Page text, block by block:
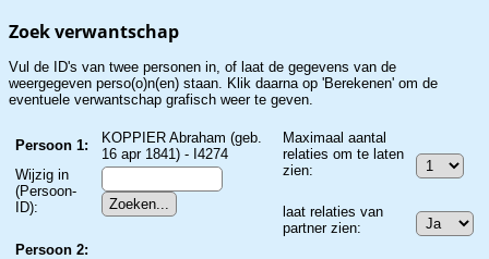
Zoek verwantschap
Vul de ID's van twee personen in, of laat de gegevens van de
weergegeven perso(o)n(en) staan. Klik daarna op 'Berekenen' om de
eventuele verwantschap grafisch weer te geven.
Persoon 1:
KOPPIER Abraham (geb.
16 apr 1841) - I4274
Wijzig in
(Persoon-
ID):
Persoon 2:
Maximaal aantal
relaties om te laten
zien:
laat relaties van
partner zien: